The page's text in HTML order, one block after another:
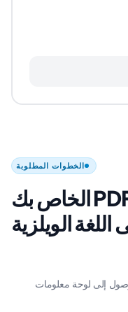
الخطوات المطلوبة
كيفية ترجمة ملف PDF الخاص بك
اللغة الويلزية
إلى لوحة معلومات